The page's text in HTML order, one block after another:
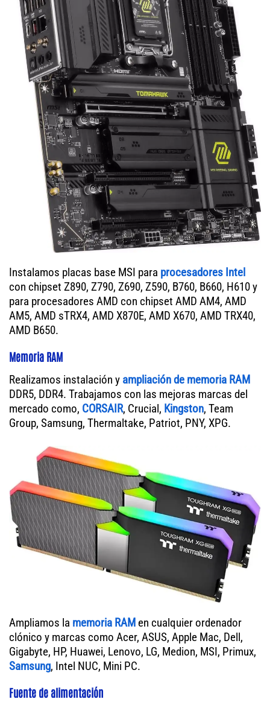
Instalamos placas base MSI para procesadores Intel
con chipset Z890, Z790, Z690, Z590, B760, B660, H610 y
para procesadores AMD con chipset AMD AM4, AMD
AM5, AMD sTRX4, AMD X870E, AMD X670, AMD TRX40,
AMD B650.
Memoria RAM
Realizamos instalación y ampliación de memoria RAM
DDR5, DDR4. Trabajamos con las mejoras marcas del
mercado como, CORSAIR, Crucial, Kingston, Team
Group, Samsung, Thermaltake, Patriot, PNY, XPG.
Ampliamos la memoria RAM en cualquier ordenador
clónico y marcas como Acer, ASUS, Apple Mac, Dell,
Gigabyte, HP, Huawei, Lenovo, LG, Medion, MSI, Primux,
Samsung, Intel NUC, Mini PC.
Fuente de alimentación